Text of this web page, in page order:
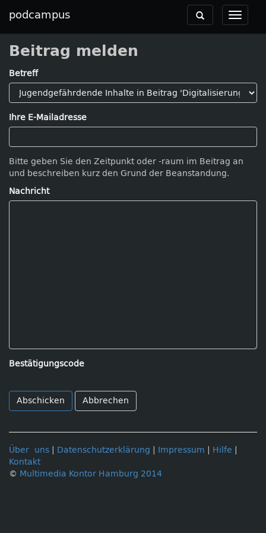
podcampus
Toggle
Toggle
navigation
Beitrag melden
Betreff
Ihre E-Mailadresse
Bitte geben Sie den Zeitpunkt oder -raum im Beitrag an
und beschreiben kurz den Grund der Beanstandung.
Nachricht
Bestätigungscode
Abbrechen
Über uns Datenschutzerklärung Impressum Hilfe
Kontakt
© Multimedia Kontor Hamburg 2014